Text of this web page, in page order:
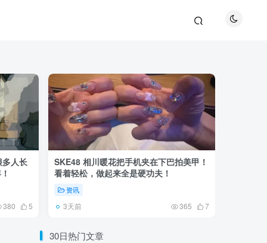
多人长
380 5
SKE48 相川暖花把手机夹在下巴拍美甲！
看着轻松，做起来全是硬功夫！
资讯
3天前 365 7
30日热门文章